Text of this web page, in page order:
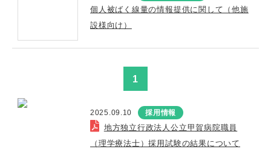
個人被ばく線量の情報提供に関して（他施
設様向け）
1
2025.09.10 採用情報
地方独立行政法人公立甲賀病院職員
（理学療法士）採用試験の結果について